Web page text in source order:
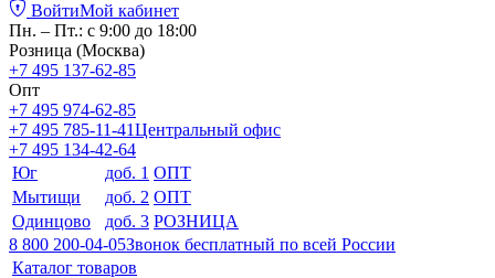
ВойтиМой кабинет
Пн. – Пт.: с 9:00 до 18:00
Розница (Москва)
+7 495 137-62-85
Опт
+7 495 974-62-85
+7 495 785-11-41Центральный офис
+7 495 134-42-64
Юг
доб. 1 ОПТ
Мытищи
доб. 2 ОПТ
Одинцово
доб. 3 РОЗНИЦА
8 800 200-04-05Звонок бесплатный по всей России
Каталог товаров